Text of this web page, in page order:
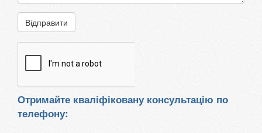
Відправити
Отримайте кваліфіковану консультацію по
телефону: